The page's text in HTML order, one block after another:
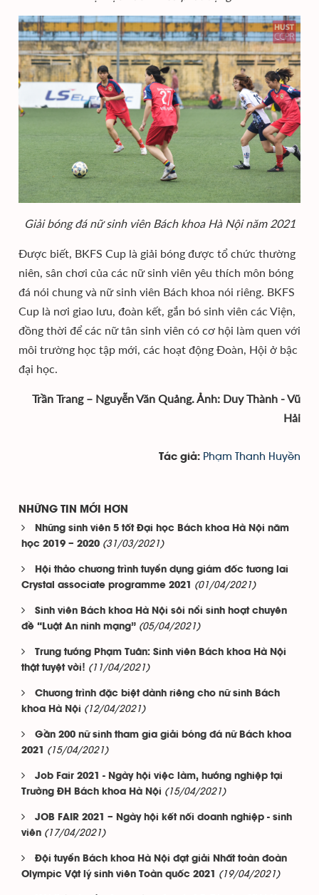
Giải bóng đá nữ sinh viên Bách khoa Hà Nội năm 2021
Được biết, BKFS Cup là giải bóng được tổ chức thường
niên, sân chơi của các nữ sinh viên yêu thích môn bóng
đá nói chung và nữ sinh viên Bách khoa nói riêng. BKFS
Cup là nơi giao lưu, đoàn kết, gắn bó sinh viên các Viện,
đồng thời để các nữ tân sinh viên có cơ hội làm quen với
môi trường học tập mới, các hoạt động Đoàn, Hội ở bậc
đại học.
Trần Trang – Nguyễn Văn Quảng. Ảnh: Duy Thành - Vũ
Hải
Tác giả: Phạm Thanh Huyền
NHỮNG TIN MỚI HƠN
Những sinh viên 5 tốt Đại học Bách khoa Hà Nội năm
học 2019 – 2020 (31/03/2021)
Hội thảo chương trình tuyển dụng giám đốc tương lai
Crystal associate programme 2021
(01/04/2021)
Sinh viên Bách khoa Hà Nội sôi nổi sinh hoạt chuyên
đề “Luật An ninh mạng” (05/04/2021)
Trung tướng Phạm Tuân: Sinh viên Bách khoa Hà Nội
thật tuyệt vời! (11/04/2021)
Chương trình đặc biệt dành riêng cho nữ sinh Bách
khoa Hà Nội (12/04/2021)
Gần 200 nữ sinh tham gia giải bóng đá nữ Bách khoa
2021
(15/04/2021)
Job Fair 2021 - Ngày hội việc làm, hướng nghiệp tại
Trường ĐH Bách khoa Hà Nội (15/04/2021)
JOB FAIR 2021 – Ngày hội kết nối doanh nghiệp - sinh
viên (17/04/2021)
Đội tuyển Bách khoa Hà Nội đạt giải Nhất toàn đoàn
Olympic Vật lý sinh viên Toàn quốc 2021
(19/04/2021)